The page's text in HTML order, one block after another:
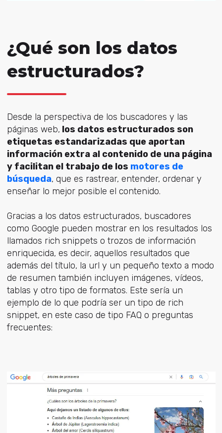
¿Qué son los datos
estructurados?
Desde la perspectiva de los buscadores y las
páginas web, los datos estructurados son
etiquetas estandarizadas que aportan
información extra al contenido de una página
y facilitan el trabajo de los motores de
búsqueda, que es rastrear, entender, ordenar y
enseñar lo mejor posible el contenido.
Gracias a los datos estructurados, buscadores
como Google pueden mostrar en los resultados los
llamados rich snippets o trozos de información
enriquecida, es decir, aquellos resultados que
además del título, la url y un pequeño texto a modo
de resumen también incluyen imágenes, vídeos,
tablas y otro tipo de formatos. Este sería un
ejemplo de lo que podría ser un tipo de rich
snippet, en este caso de tipo FAQ o preguntas
frecuentes: